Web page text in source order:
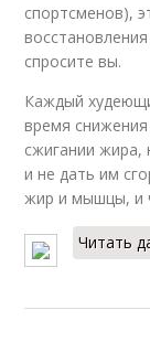
спортсменов),
спросите вы.
Каждый
время
сжигании
и не дать им
жир и мышцы, и
Читать